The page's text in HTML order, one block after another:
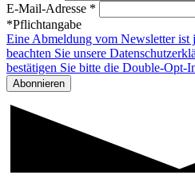
E-Mail-Adresse *
*Pflichtangabe
Eine Abmeldung vom Newsletter ist
beachten Sie unsere
bestätigen Sie bitte die Double-Opt-